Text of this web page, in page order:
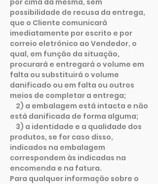
por cima da mesma, sem
possibilidade de recusa da entrega,
que o Cliente comunicará
imediatamente por escrito e por
correio eletrónico ao Vendedor, o
qual, em função da situação,
procurará e entregará o volume em
falta ou substituirá o volume
danificado ou em falta ou outros
meios de completar a entrega;
2) a embalagem está intacta e não
está danificada de forma alguma;
3) a identidade e a qualidade dos
produtos, se for caso disso,
indicados na embalagem
correspondem às indicadas na
encomenda e na fatura.
Para qualquer informação sobre o